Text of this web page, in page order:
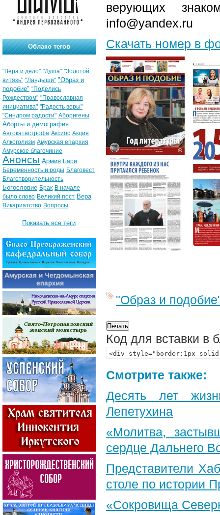
верующих
info@yandex.ru
Скачать номер в
"Образ и
Код для вставки в
Смотрите также:
Десять лет
Лепетухина
«Молитва,
сердце Дальнего
Представители
столе по истории
«Сокровища
Облако тегов
"Вера и дело" "Душа" "Золотой
витязь" "Ландыши" "Образ и
подобие" "Поделись
Рождеством" "Православная
инициатива" "Радость веры"
"Синдром радости" Аборигены
Аборты и демография
Автокатастрофа Аксиос Акция
Алкоголизм Амурская епархия
Амурское благочиние
Анонсы Армия Бари
Беременность и роды Благовест
Благотворительность
Богословие Брак В начале
было слово Великий пост Вера
Викариатство Вопросы
Показать все теги